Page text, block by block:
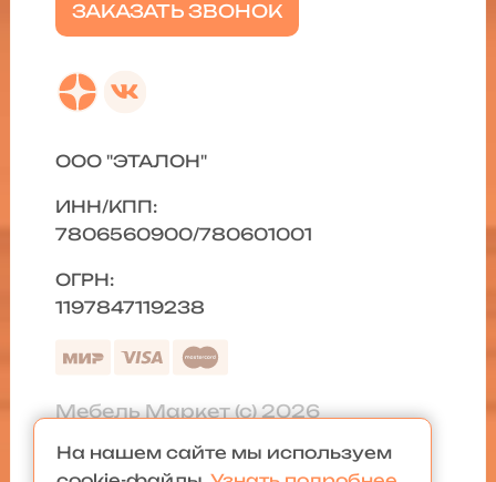
ЗАКАЗАТЬ ЗВОНОК
ООО "ЭТАЛОН"
ИНН/КПП:
7806560900/780601001
ОГРН:
1197847119238
Мебель Маркет (с) 2026
Политика конфиденциальности
На нашем сайте мы используем